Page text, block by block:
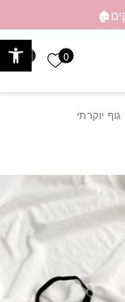
0 הרשימה
יוקרתי